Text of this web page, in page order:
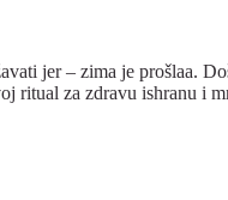
jer – zima je prošlaa.
ritual za zdravu ishranu i